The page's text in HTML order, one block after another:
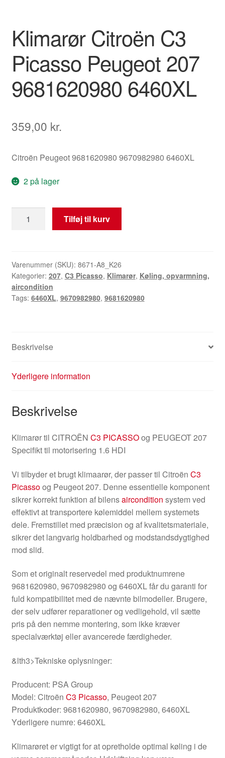
Klimarør Citroën C3
Picasso Peugeot 207
9681620980 6460XL
359,00 kr.
Citroën Peugeot 9681620980 9670982980 6460XL
2 på lager
Citroën
Peugeot
207
9681620980
6460XL
Tilføj til kurv
Varenummer (SKU): 8671-A8_K26
Kategorier: 207, C3 Picasso, Klimarør, Køling, opvarmning,
aircondition
Tags: 6460XL, 9670982980, 9681620980
Beskrivelse
Yderligere information
Beskrivelse
Klimarør til CITROËN C3 PICASSOog PEUGEOT 207
Specifikt til motorisering 1.6 HDI
Vi tilbyder et brugt klimaarør, der passer til Citroën C3
Picassoog Peugeot 207. Denne essentielle komponent
sikrer korrekt funktion af bilensaircondition system ved
effektivt at transportere kølemiddel mellem systemets
dele. Fremstillet med præcision og af kvalitetsmateriale,
sikrer det langvarig holdbarhed og modstandsdygtighed
mod slid.
Som et originalt reservedel med produktnumrene
9681620980, 9670982980 og 6460XL får du garanti for
fuld kompatibilitet med de nævnte bilmodeller. Brugere,
der selv udfører reparationer og vedligehold, vil sætte
pris på den nemme montering, som ikke kræver
specialværktøj eller avancerede færdigheder.
&lth3>Tekniske oplysninger:
Producent: PSA Group
Model: Citroën C3 Picasso, Peugeot 207
Produktkoder: 9681620980, 9670982980, 6460XL
Yderligere numre: 6460XL
Klimarøret er vigtigt for at opretholde optimal køling i de